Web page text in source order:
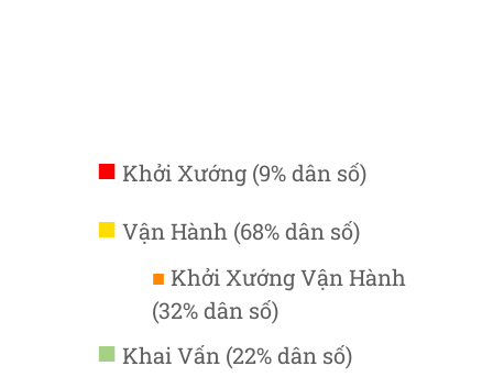
■ Khởi Xướng (9% dân số)
■ Vận Hành (68% dân số)
■ Khởi Xướng Vận Hành
(32% dân số)
■ Khai Vấn (22% dân số)